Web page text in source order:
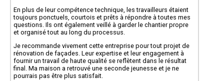
En plus de leur compétence technique, les travailleurs étaient
toujours ponctuels, courtois et prêts à répondre à toutes mes
questions. Ils ont également veillé à garder le chantier propre
et organisé tout au long du processus.
Je recommande vivement cette entreprise pour tout projet de
rénovation de façades. Leur expertise et leur engagement à
fournir un travail de haute qualité se reflètent dans le résultat
final. Ma maison a retrouvé une seconde jeunesse et je ne
pourrais pas être plus satisfait.